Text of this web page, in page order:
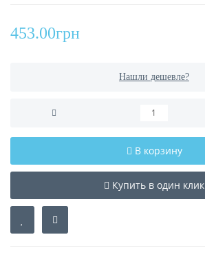
453.00грн
Нашли дешевле?
В корзину
Купить в один клик